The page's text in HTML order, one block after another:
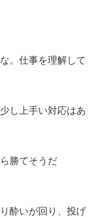
。仕事を理解して
し上手い対応はあ
勝てそうだ
酔いが回り、投げ